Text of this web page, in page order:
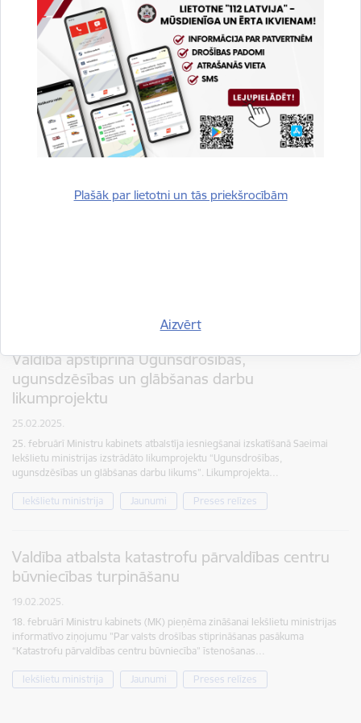
Plašāk par lietotni un tās priekšrocībām
Aizvērt
27.05.2025.
Otrdien, 27. maijā, valdība apstiprināja Iekšlietu ministrijas sagatavoto
rīkojumu ar valsts un pašvaldību objektu un projektu iesniedzēju sarakstu,
kuri varēs saņemt ERAF finansējumu III…
Civilā aizsardzība Iekšlietu ministrija Jaunumi
Valdība atbalsta 7,34 miljonu eiro pārdali
Valdība apstiprina Ugunsdrošības,
ugunsdzēsības un glābšanas darbu
likumprojektu
25.02.2025.
25. februārī Ministru kabinets atbalstīja iesniegšanai izskatīšanā Saeimai
Iekšlietu ministrijas izstrādāto likumprojektu “Ugunsdrošības,
ugunsdzēsības un glābšanas darbu likums”. Likumprojekta…
Iekšlietu ministrija Jaunumi Preses relīzes
Valdība atbalsta katastrofu pārvaldības centru
būvniecības turpināšanu
19.02.2025.
18. februārī Ministru kabinets (MK) pieņēma zināšanai Iekšlietu ministrijas
informatīvo ziņojumu "Par valsts drošības stiprināšanas pasākuma
“Katastrofu pārvaldības centru būvniecība” īstenošanas…
Iekšlietu ministrija Jaunumi Preses relīzes